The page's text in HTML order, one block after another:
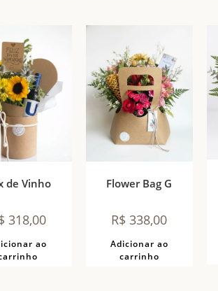
de Vinho
318,00
ao
Flower Bag G
R$ 338,00
Adicionar ao
carrinho